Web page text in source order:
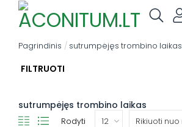
Pagrindinis / sutrumpėjęs trombino laikas
FILTRUOTI
sutrumpėjęs trombino laikas
Rodyti